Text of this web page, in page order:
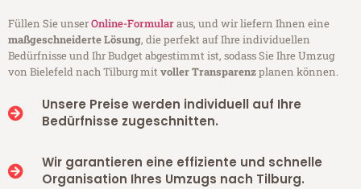
Füllen Sie unserOnline-Formularaus, und wir liefern Ihnen eine
maßgeschneiderte Lösung, die perfekt auf Ihre individuellen
Bedürfnisse und Ihr Budget abgestimmt ist, sodass Sie Ihre Umzug
von Bielefeld nach Tilburg mitvoller Transparenzplanen können.
Unsere Preise werden individuell auf Ihre
Bedürfnisse zugeschnitten.
Wir garantieren eine effiziente und schnelle
Organisation Ihres Umzugs nach Tilburg.